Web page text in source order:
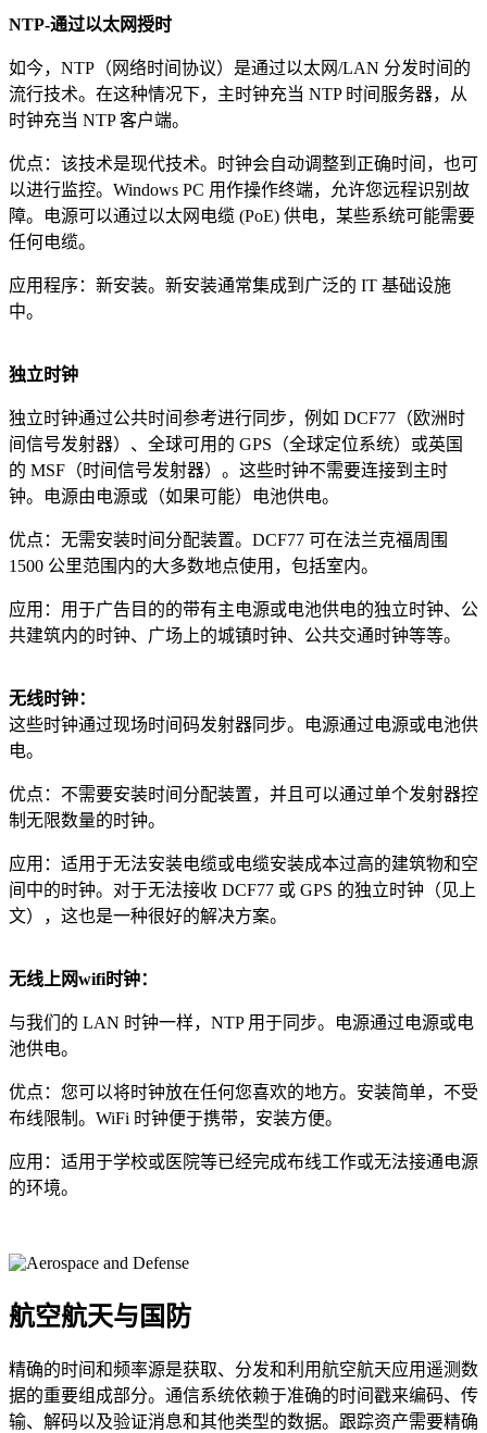
NTP-通过以太网授时
如今，NTP（网络时间协议）是通过以太网/LAN 分发时间的
流行技术。在这种情况下，主时钟充当 NTP 时间服务器，从
时钟充当 NTP 客户端。
优点：该技术是现代技术。时钟会自动调整到正确时间，也可
以进行监控。Windows PC 用作操作终端，允许您远程识别故
障。电源可以通过以太网电缆 (PoE) 供电，某些系统可能需要
任何电缆。
应用程序：新安装。新安装通常集成到广泛的 IT 基础设施
中。
独立时钟
独立时钟通过公共时间参考进行同步，例如 DCF77（欧洲时
间信号发射器）、全球可用的 GPS（全球定位系统）或英国
的 MSF（时间信号发射器）。这些时钟不需要连接到主时
钟。电源由电源或（如果可能）电池供电。
优点：无需安装时间分配装置。DCF77 可在法兰克福周围
1500 公里范围内的大多数地点使用，包括室内。
应用：用于广告目的的带有主电源或电池供电的独立时钟、公
共建筑内的时钟、广场上的城镇时钟、公共交通时钟等等。
无线时钟：
这些时钟通过现场时间码发射器同步。电源通过电源或电池供
电。
优点：不需要安装时间分配装置，并且可以通过单个发射器控
制无限数量的时钟。
应用：适用于无法安装电缆或电缆安装成本过高的建筑物和空
间中的时钟。对于无法接收 DCF77 或 GPS 的独立时钟（见上
文），这也是一种很好的解决方案。
无线上网wifi时钟：
与我们的 LAN 时钟一样，NTP 用于同步。电源通过电源或电
池供电。
优点：您可以将时钟放在任何您喜欢的地方。安装简单，不受
布线限制。WiFi 时钟便于携带，安装方便。
应用：适用于学校或医院等已经完成布线工作或无法接通电源
的环境。
航空航天与国防
精确的时间和频率源是获取、分发和利用航空航天应用遥测数
据的重要组成部分。通信系统依赖于准确的时间戳来编码、传
输、解码以及验证消息和其他类型的数据。跟踪资产需要精确